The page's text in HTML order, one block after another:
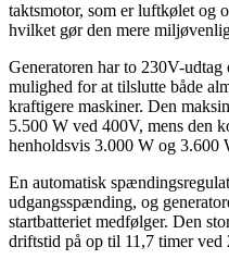
taktsmotor, som er luftkølet og
hvilket gør den mere
Generatoren har to 230V-
mulighed for at tilslutte både
kraftigere maskiner. Den
5.500 W ved 400V, mens den
henholdsvis 3.000 W og 3.600
En automatisk
udgangsspænding, og
startbatteriet medfølger. Den
driftstid på op til 11,7 timer ved